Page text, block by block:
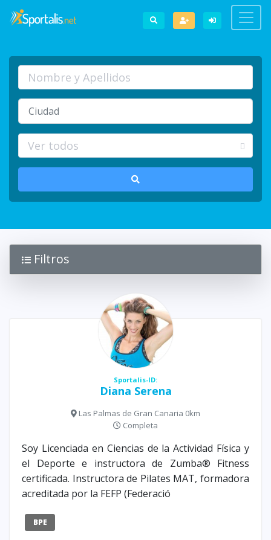
Filtros
Sportalis-ID:
Diana Serena
Las Palmas de Gran Canaria 0km
Completa
Soy Licenciada en Ciencias de la Actividad Física y
el Deporte e instructora de Zumba® Fitness
certificada. Instructora de Pilates MAT, formadora
acreditada por la FEFP (Federació
BPE